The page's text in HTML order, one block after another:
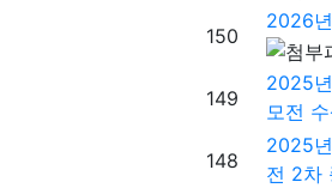
150
2026
149
2025
모전
148
2025
전 2차